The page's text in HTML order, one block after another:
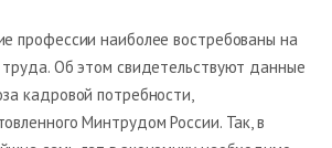
профессии наиболее востребованы на
Об этом свидетельствуют данные
кадровой потребности,
Минтрудом России. Так, в